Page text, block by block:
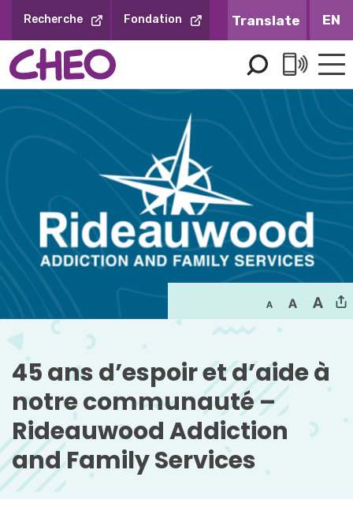
contenu
Recherche Fondation EN
45 ans d’espoir et d’aide à
notre communauté –
Rideauwood Addiction
and Family Services